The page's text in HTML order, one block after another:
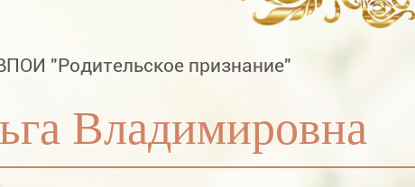
"Родительское признание"
Владимировна